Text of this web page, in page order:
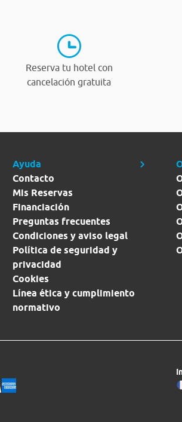
Reserva tu hotel con
cancelación gratuita
Ayuda
Contacto
Mis Reservas
Financiación
Preguntas frecuentes
Condiciones y aviso legal
Política de seguridad y
privacidad
Cookies
Línea ética y cumplimiento
normativo